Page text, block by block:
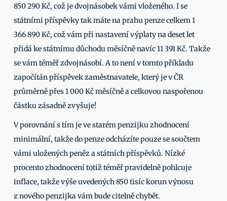
850 290 Kč, což je dvojnásobek vámi vloženého. I se
státními příspěvky tak máte na prahu penze celkem 1
366 890 Kč, což vám při nastavení výplaty na deset let
přidá ke státnímu důchodu měsíčně navíc 11 391 Kč. Takže
se vám téměř zdvojnásobí. A to není v tomto příkladu
započítán příspěvek zaměstnavatele, který je v ČR
průměrně přes 1 000 Kč měsíčně a celkovou naspořenou
částku zásadně zvyšuje!
V porovnání s tím je ve starém penzijku zhodnocení
minimální, takže do penze odcházíte pouze se součtem
vámi uložených peněz a státních příspěvků. Nízké
procento zhodnocení totiž téměř pravidelně pohlcuje
inflace, takže výše uvedených 850 tisíc korun výnosu
z nového penzijka vám bude citelně chybět.